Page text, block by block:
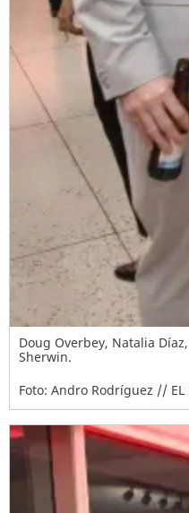
Doug Overbey, Natalia
Sherwin.
Foto: Andro Rodríguez // EL